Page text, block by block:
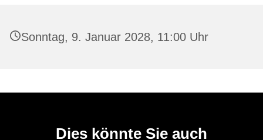
Sonntag, 9. Januar 2028, 11:00 Uhr
Dies könnte Sie auch